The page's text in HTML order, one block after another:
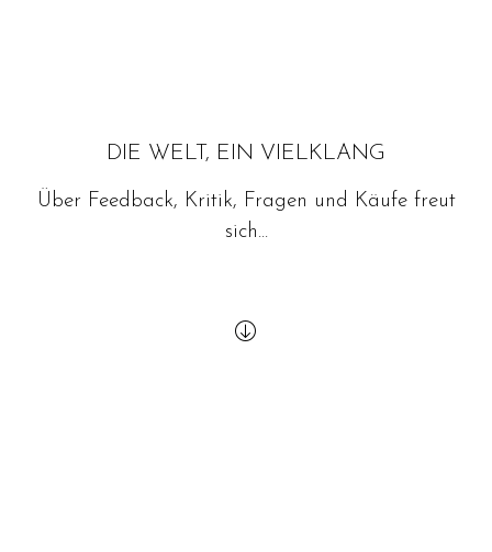
DIE WELT, EIN VIELKLANG
Über Feedback, Kritik, Fragen und Käufe freut
sich...